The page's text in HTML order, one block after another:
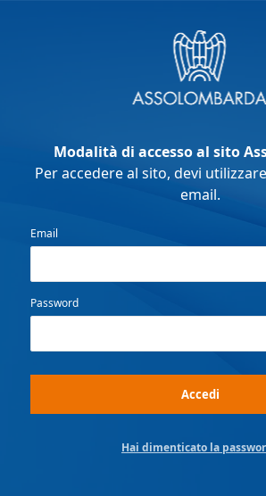
Modalità di accesso al sito
Per accedere al sito, devi
email.
Email
Password
Hai dimenticato la